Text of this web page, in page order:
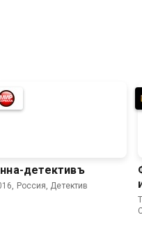
детективъ
Россия, Детектив